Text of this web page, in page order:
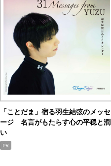
「ことだま」宿る羽生結弦のメッセ
ージ 名言がもたらす心の平穏と潤
い
PR